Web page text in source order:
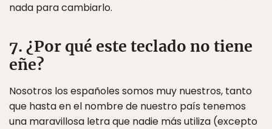
nada para cambiarlo.
7. ¿Por qué este teclado no tiene
eñe?
Nosotros los españoles somos muy nuestros, tanto
que hasta en el nombre de nuestro país tenemos
una maravillosa letra que nadie más utiliza (excepto